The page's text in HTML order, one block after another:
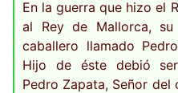
En la guerra que hizo el
al Rey de Mallorca,
caballero llamado
Hijo de éste debió
Pedro Zapata, Señor del